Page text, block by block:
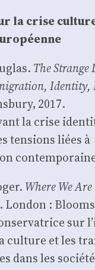
la crise
The Strange
Iden­ti­ty,
2017.
la crise
ten­sions liées à
Where We
. Lon­don :
sur
culture et les
dans les